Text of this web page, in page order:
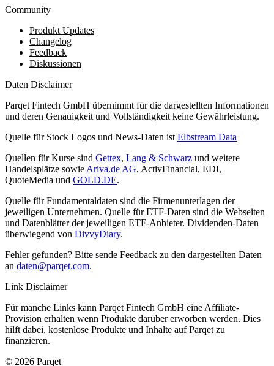
Community
Produkt Updates
Changelog
Feedback
Diskussionen
Daten Disclaimer
Parqet Fintech GmbH übernimmt für die dargestellten Informationen
und deren Genauigkeit und Vollständigkeit keine Gewährleistung.
Quelle für Stock Logos und News-Daten ist Elbstream Data
Quellen für Kurse sind Gettex, Lang & Schwarz und weitere
Handelsplätze sowie Ariva.de AG, ActivFinancial, EDI,
QuoteMedia und GOLD.DE.
Quelle für Fundamentaldaten sind die Firmenunterlagen der
jeweiligen Unternehmen. Quelle für ETF-Daten sind die Webseiten
und Datenblätter der jeweiligen ETF-Anbieter. Dividenden-Daten
überwiegend von DivvyDiary.
Fehler gefunden? Bitte sende Feedback zu den dargestellten Daten
an daten@parqet.com.
Link Disclaimer
Für manche Links kann Parqet Fintech GmbH eine Affiliate-
Provision erhalten wenn Produkte darüber erworben werden. Dies
hilft dabei, kostenlose Produkte und Inhalte auf Parqet zu
finanzieren.
© 2026 Parqet